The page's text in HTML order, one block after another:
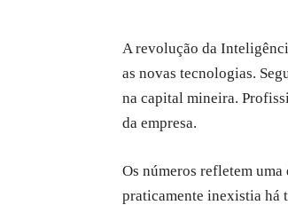
A revolução da
as novas tecnologias.
na capital mineira.
da empresa.
Os números refletem
praticamente inexistia há